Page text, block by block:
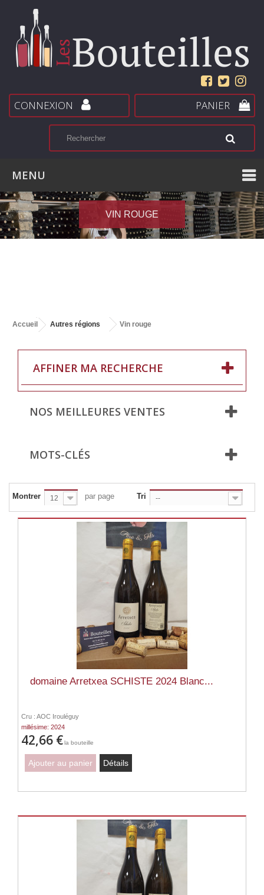
PANIER
CONNEXION
MENU
VIN ROUGE
Accueil Autres régions Vin rouge
AFFINER MA RECHERCHE
NOS MEILLEURES VENTES
MOTS-CLÉS
Montrer 12 par page Tri --
domaine Arretxea SCHISTE 2024 Blanc...
Cru : AOC Irouléguy
millésime: 2024
42,66 €la bouteille
Ajouter au panier Détails